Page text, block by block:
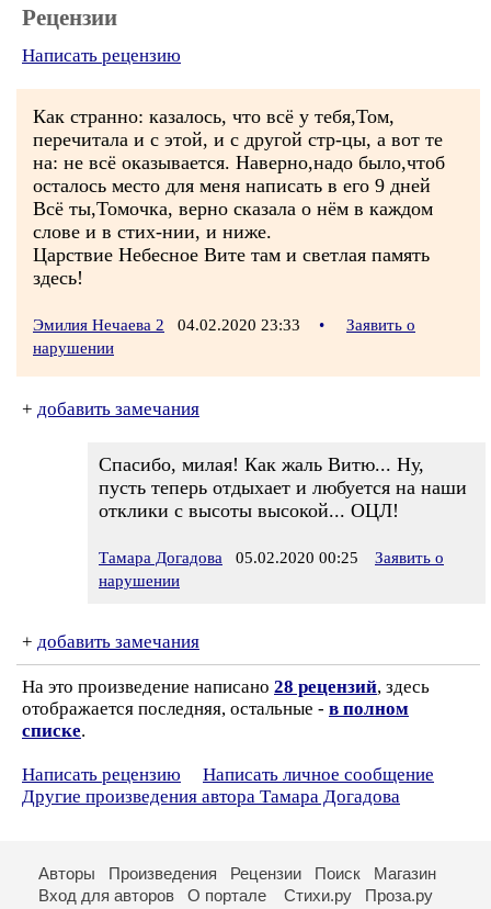
Рецензии
Написать рецензию
Как странно: казалось, что всё у тебя,Том,
перечитала и с этой, и с другой стр-цы, а вот те
на: не всё оказывается. Наверно,надо было,чтоб
осталось место для меня написать в его 9 дней
Всё ты,Томочка, верно сказала о нём в каждом
слове и в стих-нии, и ниже.
Царствие Небесное Вите там и светлая память
здесь!
Эмилия Нечаева 2 04.02.2020 23:33 •
Заявить о
нарушении
+ добавить замечания
Спасибо, милая! Как жаль Витю... Ну,
пусть теперь отдыхает и любуется на наши
отклики с высоты высокой... ОЦЛ!
Тамара Догадова 05.02.2020 00:25
Заявить о
нарушении
+ добавить замечания
На это произведение написано 28 рецензий, здесь
отображается последняя, остальные - в полном
списке.
Написать рецензию
Написать личное сообщение
Другие произведения автора Тамара Догадова
Авторы Произведения Рецензии Поиск
Магазин
Вход для авторов
О портале Стихи.ру Проза.ру